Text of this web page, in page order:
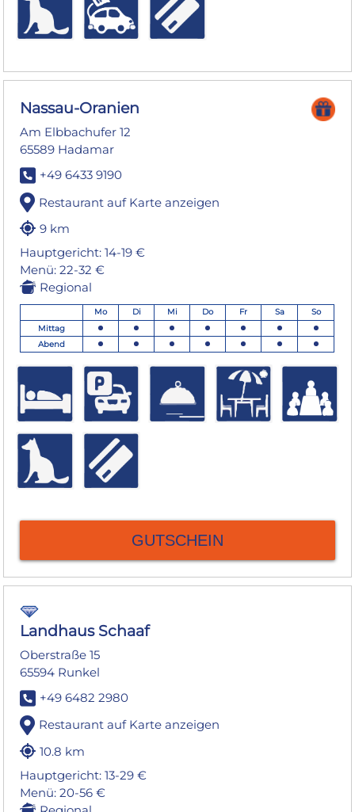
Nassau-Oranien
Am Elbbachufer 12
65589 Hadamar
+49 6433 9190
Restaurant auf Karte anzeigen
9 km
Hauptgericht: 14-19 €
Menü: 22-32 €
Regional
Mo Di Mi Do Fr Sa
So
Mittag
Abend
GUTSCHEIN
Landhaus Schaaf
Oberstraße 15
65594 Runkel
+49 6482 2980
Restaurant auf Karte anzeigen
10.8 km
Hauptgericht: 13-29 €
Menü: 20-56 €